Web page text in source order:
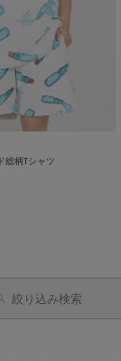
総柄Tシャツ
絞り込み検索